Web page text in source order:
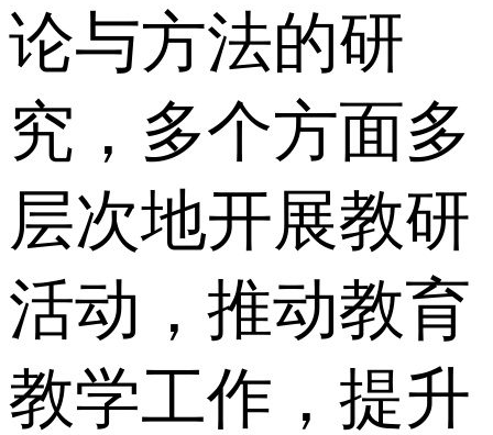
论与方法的研
究，多个方面多
层次地开展教研
活动，推动教育
教学工作，提升